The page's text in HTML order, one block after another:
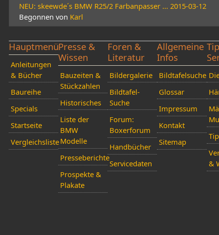
NEU: skeewde´s BMW R25/2 Farbanpasser ... 2015-03-12
Begonnen von Karl
Hauptmenü
Anleitungen
& Bücher
Baureihe
Specials
Startseite
Vergleichsliste
Presse &
Wissen
Bauzeiten &
Stückzahlen
Historisches
Liste der
BMW
Modelle
Presseberichte
Prospekte &
Plakate
Foren &
Literatur
Bildergalerie
Bildtafel-
Suche
Forum:
Boxerforum
Handbücher
Servicedaten
Allgemeine
Infos
Bildtafelsuche
Glossar
Impressum
Kontakt
Sitemap
&